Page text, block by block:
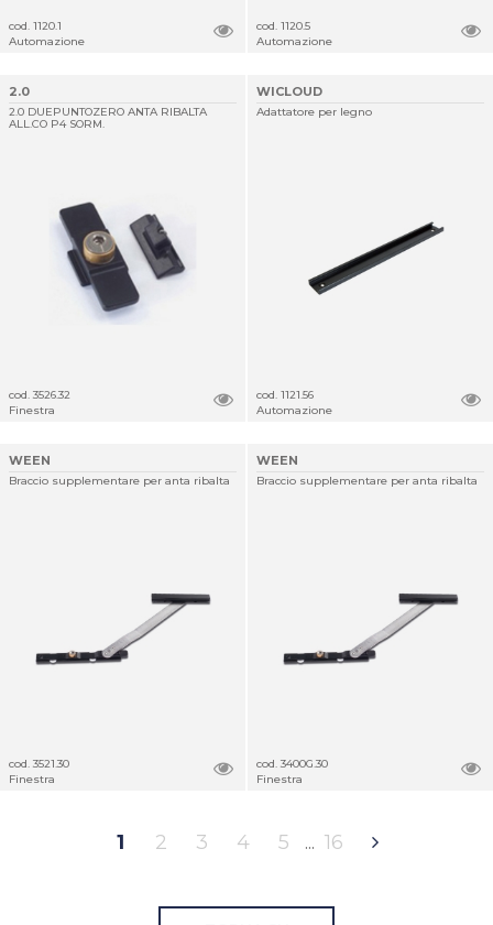
cod. 1120.1
Automazione
cod. 1120.5
Automazione
2.0
2.0 DUEPUNTOZERO ANTA RIBALTA
ALL.CO P4 SORM.
cod. 3526.32
Finestra
WICLOUD
Adattatore per legno
cod. 1121.56
Automazione
WEEN
Braccio supplementare per anta ribalta
cod. 3521.30
Finestra
WEEN
Braccio supplementare per anta ribalta
cod. 3400G.30
Finestra
1 2 3 4 5 16